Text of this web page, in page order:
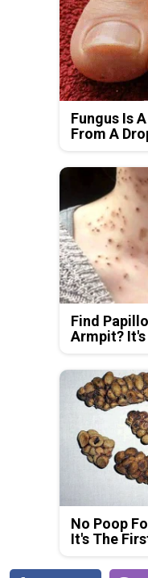
Fungus Is
From A
Find
Armpit?
No Poop
It's The